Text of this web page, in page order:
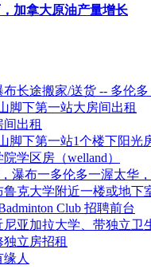
加拿大原油产量增长
布长途搬家/送货 -- 多伦
脚下第一站大房间出租
出租
脚下第一站1个楼下阳光
学区房（welland）
瀑布一多伦多一渥太华
克大学附近一楼或地下
Club 招聘前台
亚加拉大学、带独立卫
立房招租
人